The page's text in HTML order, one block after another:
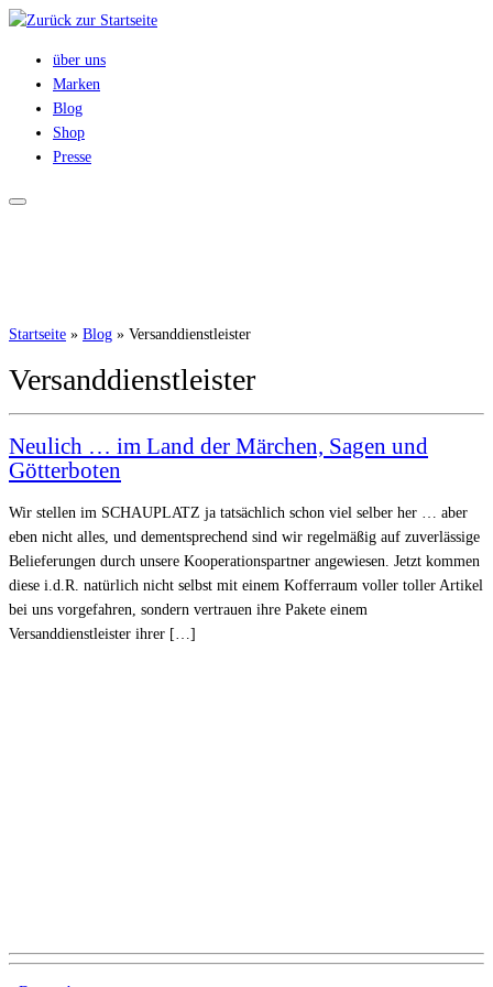
Zum
springenüber uns
Marken
Blog
Shop
Presse
Startseite » Blog » Versanddienstleister
Versanddienstleister
Neulich … im Land der Märchen, Sagen und
Götterboten
Wir stellen im SCHAUPLATZ ja tatsächlich schon viel selber her … aber
eben nicht alles, und dementsprechend sind wir regelmäßig auf zuverlässige
Belieferungen durch unsere Kooperationspartner angewiesen. Jetzt kommen
diese i.d.R. natürlich nicht selbst mit einem Kofferraum voller toller Artikel
bei uns vorgefahren, sondern vertrauen ihre Pakete einem
Versanddienstleister ihrer […]